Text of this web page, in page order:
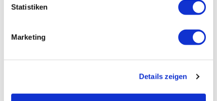
Statistiken
Marketing
Details zeigen
Europäischer Fernwanderweg E6
Der Europäische Fernwanderweg E6 führt von
Türkei. Er verläuft von Nord nach Süd durch die gesamte